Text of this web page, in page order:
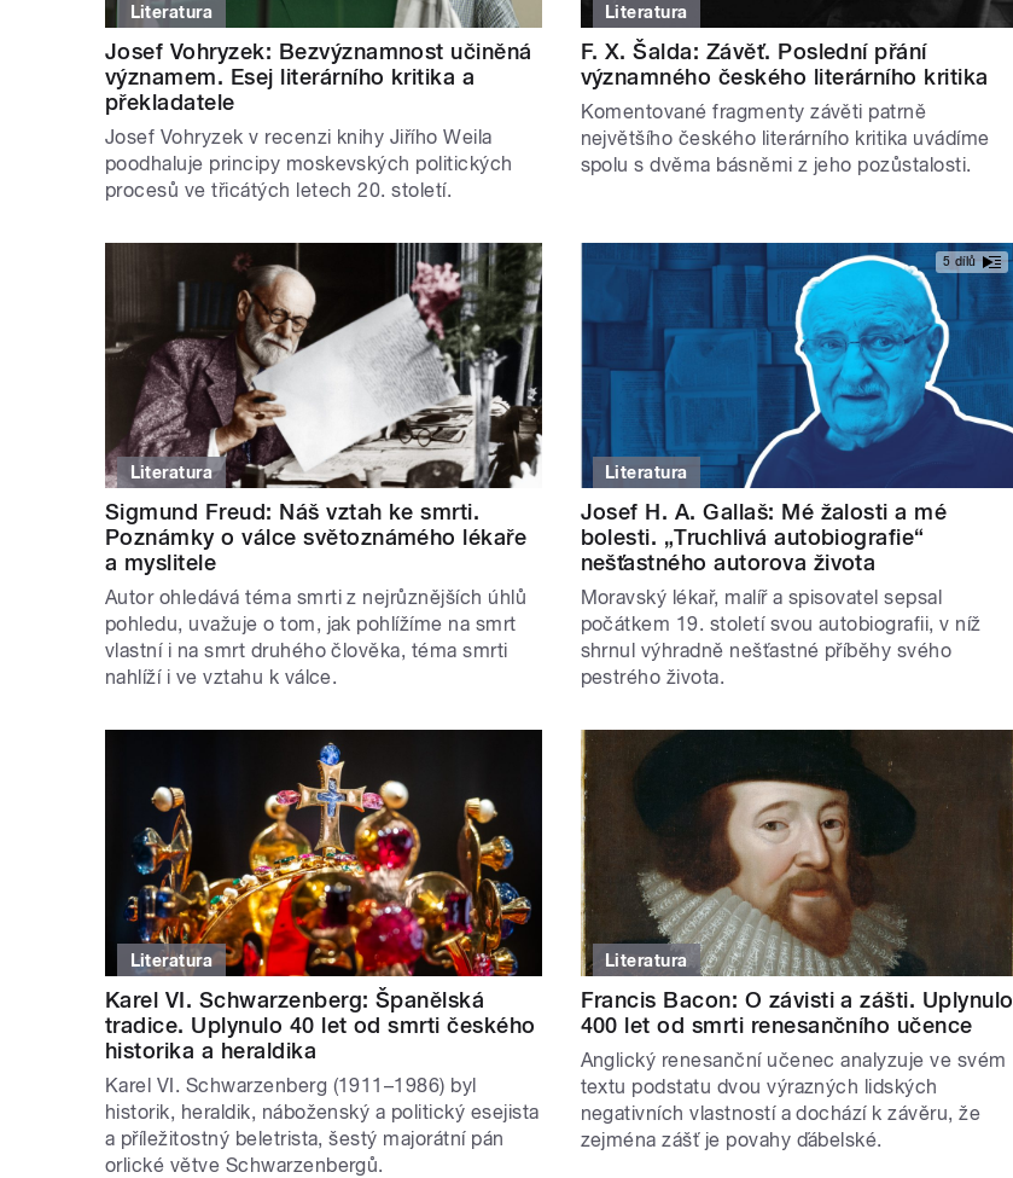
Literatura
Josef Vohryzek: Bezvýznamnost učiněná
významem. Esej literárního kritika a
překladatele
Josef Vohryzek v recenzi knihy Jiřího Weila
poodhaluje principy moskevských politických
procesů ve třicátých letech 20. století.
Literatura
F. X. Šalda: Závěť. Poslední přání
významného českého literárního kritika
Komentované fragmenty závěti patrně
největšího českého literárního kritika uvádíme
spolu s dvěma básněmi z jeho pozůstalosti.
Literatura
Sigmund Freud: Náš vztah ke smrti.
Poznámky o válce světoznámého lékaře
a myslitele
Autor ohledává téma smrti z nejrůznějších úhlů
pohledu, uvažuje o tom, jak pohlížíme na smrt
vlastní i na smrt druhého člověka, téma smrti
nahlíží i ve vztahu k válce.
5 dílů
Literatura
Josef H. A. Gallaš: Mé žalosti a mé
bolesti. „Truchlivá autobiografie“
nešťastného autorova života
Moravský lékař, malíř a spisovatel sepsal
počátkem 19. století svou autobiografii, v níž
shrnul výhradně nešťastné příběhy svého
pestrého života.
Literatura
Karel VI. Schwarzenberg: Španělská
tradice. Uplynulo 40 let od smrti českého
historika a heraldika
Karel VI. Schwarzenberg (1911–1986) byl
historik, heraldik, náboženský a politický esejista
a příležitostný beletrista, šestý majorátní pán
orlické větve Schwarzenbergů.
Literatura
Francis Bacon: O závisti a zášti. Uplynulo
400 let od smrti renesančního učence
Anglický renesanční učenec analyzuje ve svém
textu podstatu dvou výrazných lidských
negativních vlastností a dochází k závěru, že
zejména zášť je povahy ďábelské.